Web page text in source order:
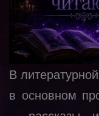
В
в основном